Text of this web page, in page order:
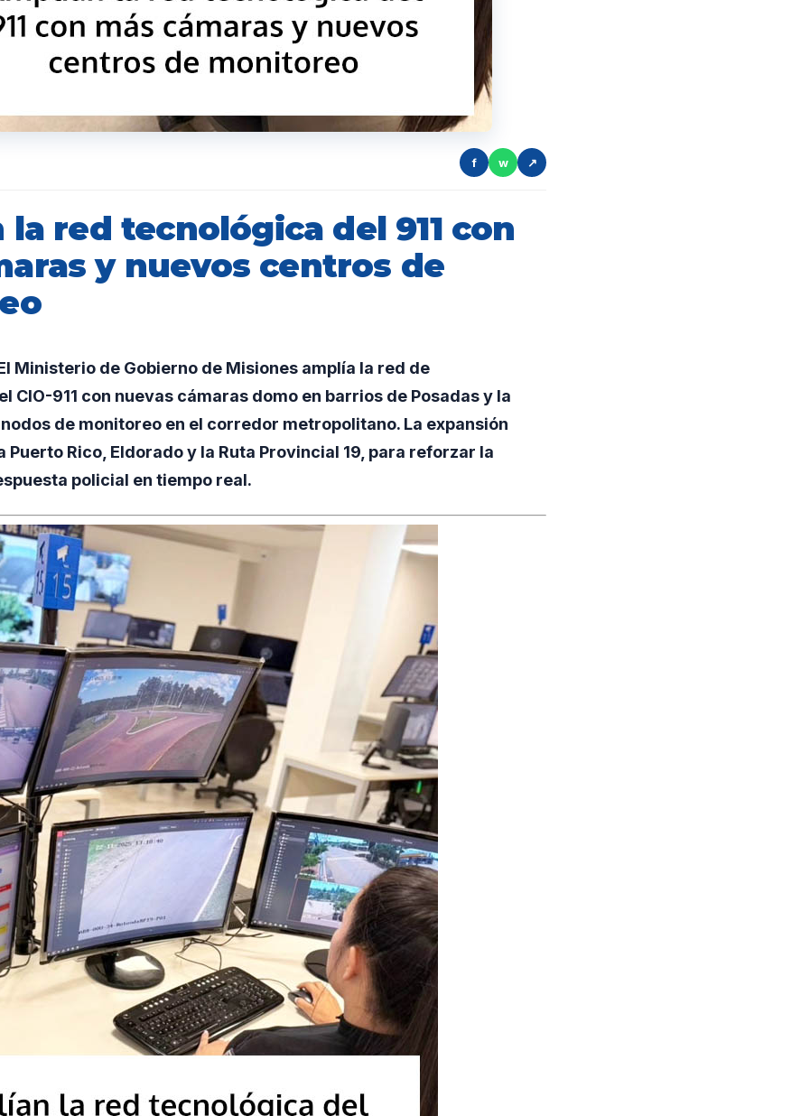
f w ↗
red tecnológica del 911 con
y nuevos centros de
Ministerio de Gobierno de Misiones amplía la red de
CIO-911 con nuevas cámaras domo en barrios de Posadas y la
de monitoreo en el corredor metropolitano. La expansión
Puerto Rico, Eldorado y la Ruta Provincial 19, para reforzar la
policial en tiempo real.